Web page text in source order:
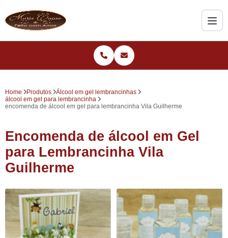
Home Produtos
Álcool em gel lembrancinhas
álcool em gel para lembrancinha
encomenda de álcool em gel para lembrancinha Vila Guilherme
Encomenda de álcool em Gel
para Lembrancinha Vila
Guilherme